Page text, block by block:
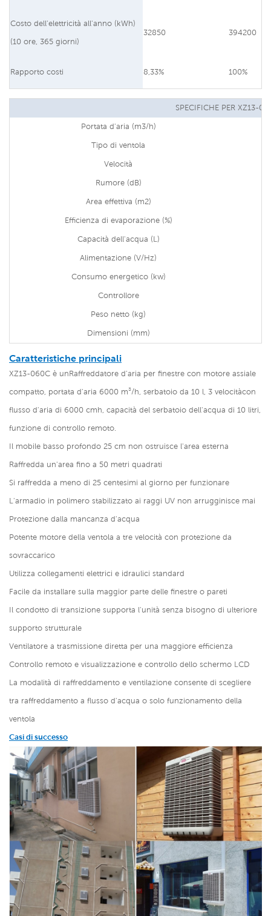
Costo dell'elettricità all'anno (kWh)
(10 ore, 365 giorni)
32850 394200
Rapporto costi 8,33% 100%
SPECIFICHE PER XZ13-
Portata d'aria (m3/h)
Tipo di ventola
Velocità
Rumore (dB)
Area effettiva (m2)
Efficienza di evaporazione (%)
Capacità dell'acqua (L)
Alimentazione (V/Hz)
Consumo energetico (kw)
Controllore
Peso netto (kg)
Dimensioni (mm)
Caratteristiche principali
XZ13-060C è unRaffreddatore d'aria per finestre con motore assiale
compatto, portata d'aria 6000 m³/h, serbatoio da 10 l, 3 velocitàcon
flusso d'aria di 6000 cmh, capacità del serbatoio dell'acqua di 10 litri,
funzione di controllo remoto.
Il mobile basso profondo 25 cm non ostruisce l'area esterna
Raffredda un'area fino a 50 metri quadrati
Si raffredda a meno di 25 centesimi al giorno per funzionare
L'armadio in polimero stabilizzato ai raggi UV non arrugginisce mai
Protezione dalla mancanza d'acqua
Potente motore della ventola a tre velocità con protezione da
sovraccarico
Utilizza collegamenti elettrici e idraulici standard
Facile da installare sulla maggior parte delle finestre o pareti
Il condotto di transizione supporta l'unità senza bisogno di ulteriore
supporto strutturale
Ventilatore a trasmissione diretta per una maggiore efficienza
Controllo remoto e visualizzazione e controllo dello schermo LCD
La modalità di raffreddamento e ventilazione consente di scegliere
tra raffreddamento a flusso d'acqua o solo funzionamento della
ventola
Casi di successo